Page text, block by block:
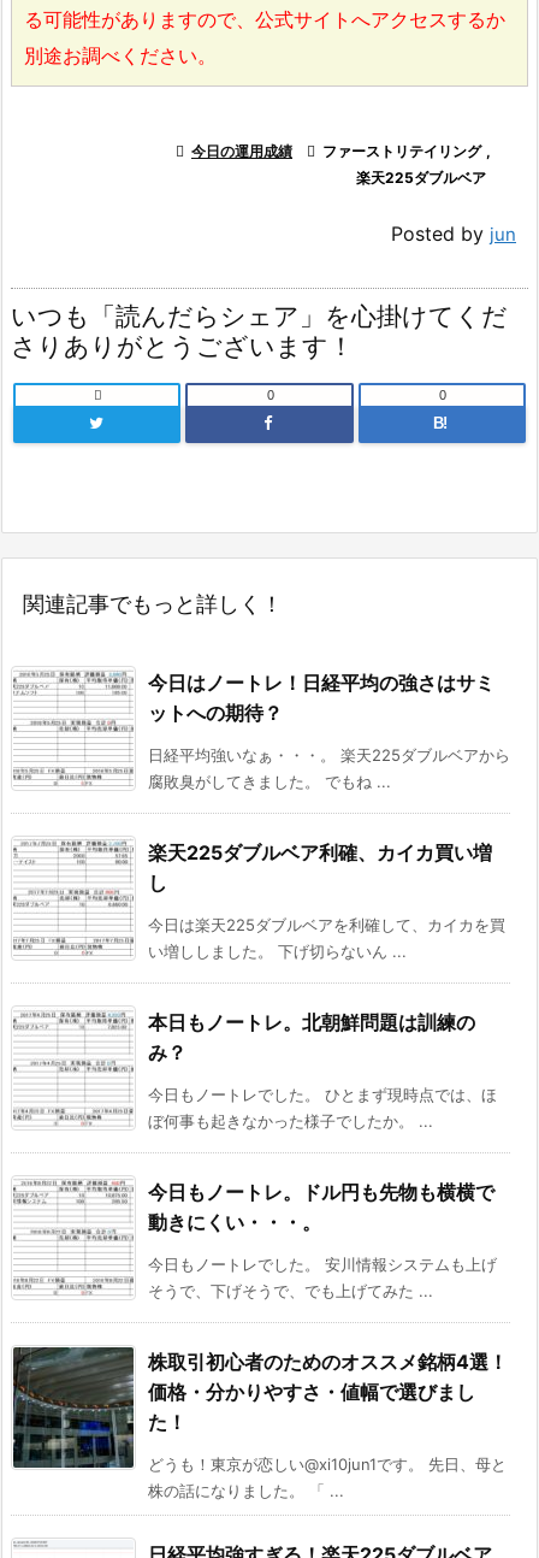
る可能性がありますので、公式サイトへアクセスするか
別途お調べください。
 今日の運用成績  ファーストリテイリング ,
楽天225ダブルベア
Posted by jun
いつも「読んだらシェア」を心掛けてくだ
さりありがとうございます！
 0
B!
0
関連記事でもっと詳しく！
今日はノートレ！日経平均の強さはサミ
ットへの期待？
日経平均強いなぁ・・・。 楽天225ダブルベアから
腐敗臭がしてきました。 でもね ...
楽天225ダブルベア利確、カイカ買い増
し
今日は楽天225ダブルベアを利確して、カイカを買
い増ししました。 下げ切らないん ...
本日もノートレ。北朝鮮問題は訓練の
み？
今日もノートレでした。 ひとまず現時点では、ほ
ぼ何事も起きなかった様子でしたか。 ...
今日もノートレ。ドル円も先物も横横で
動きにくい・・・。
今日もノートレでした。 安川情報システムも上げ
そうで、下げそうで、でも上げてみた ...
株取引初心者のためのオススメ銘柄4選！
価格・分かりやすさ・値幅で選びまし
た！
どうも！東京が恋しい@xi10jun1です。 先日、母と
株の話になりました。 「 ...